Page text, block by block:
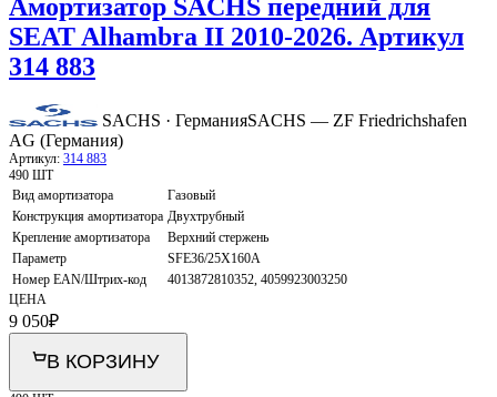
Амортизатор SACHS передний для
SEAT Alhambra II 2010-2026. Артикул
314 883
SACHS · ГерманияSACHS — ZF Friedrichshafen
AG (Германия)
Артикул: 314 883
490 ШТ
Вид амортизатора
Газовый
Конструкция амортизатора Двухтрубный
Крепление амортизатора
Верхний стержень
Параметр
SFE36/25X160A
Номер EAN/Штрих-код
4013872810352, 4059923003250
ЦЕНА
9 050₽
В КОРЗИНУ